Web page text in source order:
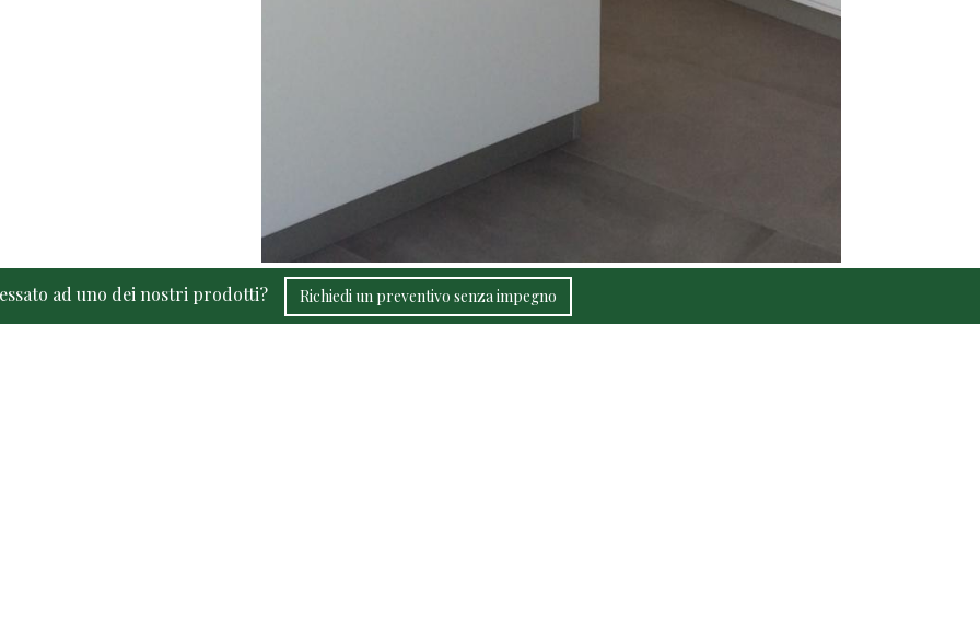
ad uno dei nostri prodotti? Richiedi un preventivo senza impegno